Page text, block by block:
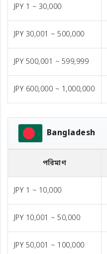
JPY 1 ~ 30,000
JPY 30,001 ~ 500,000
JPY 500,001 ~ 599,999
JPY 600,000 ~ 1,000,000
Bangladesh
পরিমাণ
JPY 1 ~ 10,000
JPY 10,001 ~ 50,000
JPY 50,001 ~ 100,000